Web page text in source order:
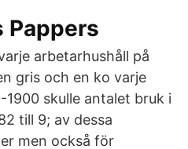
Pappers
arbetarhushåll på
gris och en ko varje
skulle antalet bruk i
till 9; av dessa
men också för